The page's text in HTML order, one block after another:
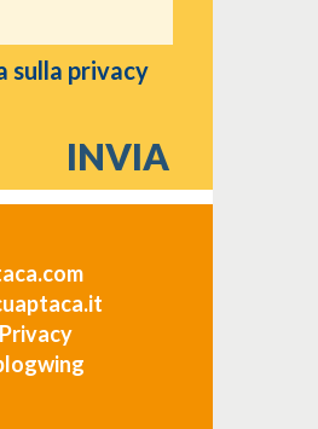
sulla privacy
Privacy